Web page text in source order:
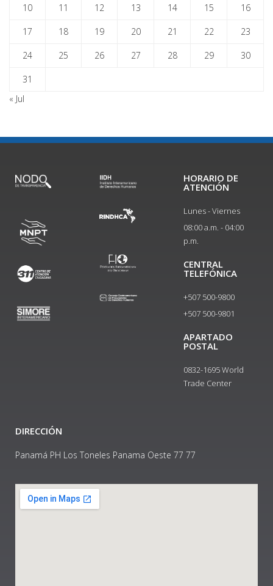
10 11 12 13 14 15 16
17 18 19 20 21 22 23
24 25 26 27 28 29 30
31
« Jul
HORARIO DE
ATENCIÓN
Lunes - Viernes
08:00 a.m. - 04:00
p.m.
CENTRAL
TELEFÓNICA
+507 500-9800
+507 500-9801​
APARTADO
POSTAL
0832-1695 World
Trade Center
DIRECCIÓN
Panamá PH Los Toneles Panama Oeste 77 77